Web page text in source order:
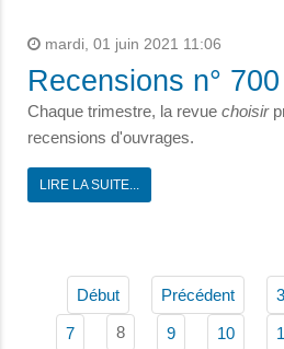
mardi, 01 juin 2021 11:06
Recensions n° 700
Chaque trimestre, la revue choisir
recensions d'ouvrages.
LIRE LA SUITE...
Début Précédent 3
7 8 9 10